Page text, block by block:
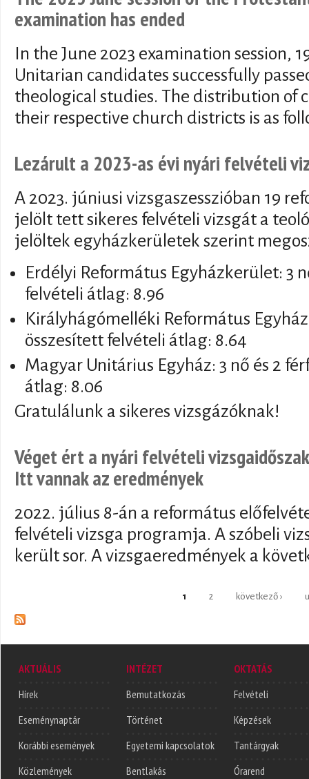
examination has ended
In the June 2023 examination session,
Unitarian candidates successfully
theological studies. The distribution of
their respective church districts is as
Lezárult a 2023-as évi nyári felvételi
A 2023. júniusi vizsgaszesszióban 19
jelölt tett sikeres felvételi vizsgát a
jelöltek egyházkerületek szerint
Erdélyi Református Egyházkerület: 3
felvételi átlag: 8.96
Királyhágómelléki Református
összesített felvételi átlag: 8.64
Magyar Unitárius Egyház: 3 nő és 2
átlag: 8.06
Gratulálunk a sikeres vizsgázóknak!
Véget ért a nyári felvételi
Itt vannak az eredmények
2022. július 8-án a református
felvételi vizsga programja. A szóbeli
került sor. A vizsgaeredmények a
1 2 következő ›
AKTUÁLIS
Hírek
Eseménynaptár
Korábbi események
Közlemények
INTÉZET
Bemutatkozás
Történet
Egyetemi kapcsolatok
Bentlakás
OKTATÁS
Felvételi
Képzések
Tantárgyak
Órarend